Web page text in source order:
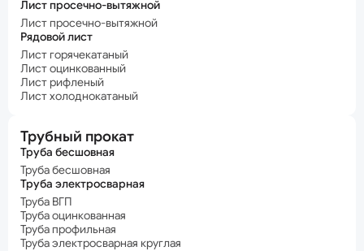
Лист просечно-вытяжной
Лист просечно-вытяжной
Рядовой лист
Лист горячекатаный
Лист оцинкованный
Лист рифленый
Лист холоднокатаный
Трубный прокат
Труба бесшовная
Труба бесшовная
Труба электросварная
Труба ВГП
Труба оцинкованная
Труба профильная
Труба электросварная круглая